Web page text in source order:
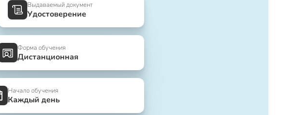
Выдаваемый документ
Удостоверение
Форма обучения
Дистанционная
Начало обучения
Каждый день